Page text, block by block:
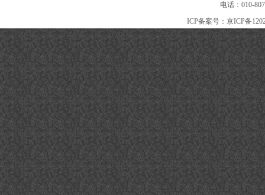
电话：010-
ICP备案号： 京ICP备